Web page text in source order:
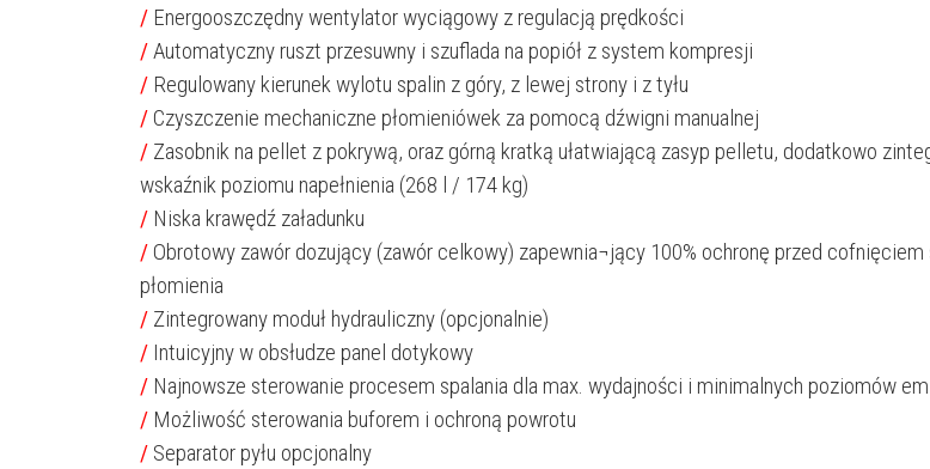
/ Energooszczędny wentylator wyciągowy z regulacją prędkości
/Automatyczny ruszt przesuwny i szuflada na popiół z system kompresji
/ Regulowany kierunek wylotu spalin z góry, z lewej strony i z tyłu
/ Czyszczenie mechaniczne płomieniówek za pomocą dźwigni manualnej
/ Zasobnik na pellet z pokrywą, oraz górną kratką ułatwiającą zasyp pelletu, dodatkowo
wskaźnik poziomu napełnienia (268 l / 174 kg)
/ Niska krawędź załadunku
/ Obrotowy zawór dozujący (zawór celkowy) zapewnia¬jący 100% ochronę przed cofnięciem
płomienia
/ Zintegrowany moduł hydrauliczny (opcjonalnie)
/ Intuicyjny w obsłudze panel dotykowy
/ Najnowsze sterowanie procesem spalania dla max. wydajności i minimalnych poziomów
/ Możliwość sterowania buforem i ochroną powrotu
/ Separator pyłu opcjonalny